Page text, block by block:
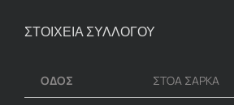
ΣΤΟΙΧΕΙΑ ΣΥΛΛΟΓΟΥ
ΟΔΟΣ ΣΤΟΑ ΣΑΡΚΑ